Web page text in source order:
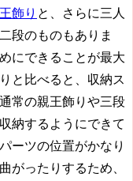
飾り と、さらに三人
段のものもありま
にできることが最大
と比べると、収納ス
常の親王飾りや三段
納するようにできて
ーツの位置がかなり
がったりするため、